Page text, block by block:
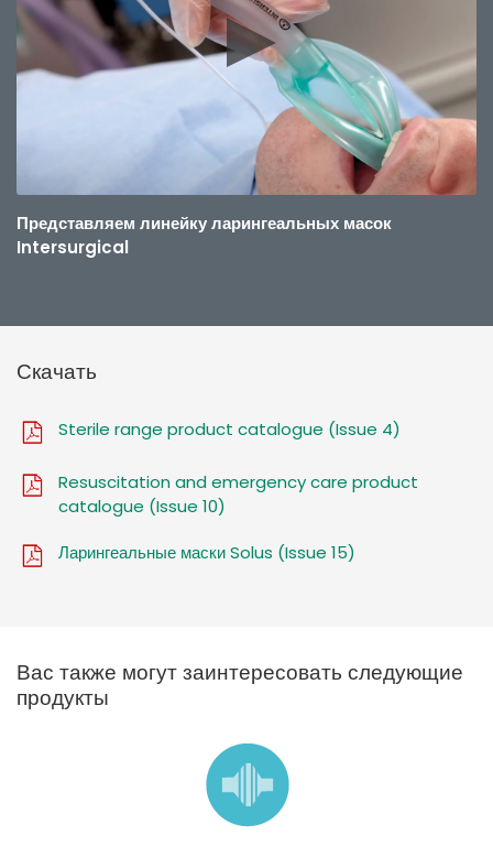
Представляем линейку ларингеальных масок
Intersurgical
Скачать
Sterile range product catalogue (Issue 4)
Resuscitation and emergency care product
catalogue (Issue 10)
Ларингеальные маски Solus (Issue 15)
Вас также могут заинтересовать следующие
продукты